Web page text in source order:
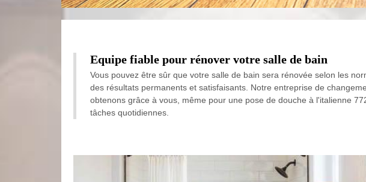
Equipe fiable pour rénover votre salle de bain
Vous pouvez être sûr que votre salle de bain sera rénovée selon les
des résultats permanents et satisfaisants. Notre entreprise de
obtenons grâce à vous, même pour une pose de douche à l'italienne
tâches quotidiennes.